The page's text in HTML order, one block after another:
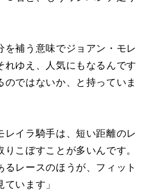
補う意味でジョアン・モレ
れゆえ、人気にもなるんです
ではないか、と持っていま
イラ騎手は、短い距離のレ
こぼすことが多いんです。
レースのほうが、フィット
います」